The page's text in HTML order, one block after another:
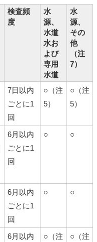
検査頻
度
水
源、
水道
水お
よび
専用
水道
水
源、
その
他
（注
7）
7日以内
ごとに1
回
○（注
5）
○（注
5）
6月以内
ごとに1
回
○ ○
6月以内
ごとに1
回
○ ○
6月以内
○（注
○（注